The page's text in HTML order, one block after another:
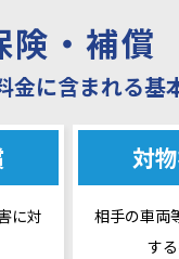
険・補償
金に含まれる基
に対
対
相手の車両
す